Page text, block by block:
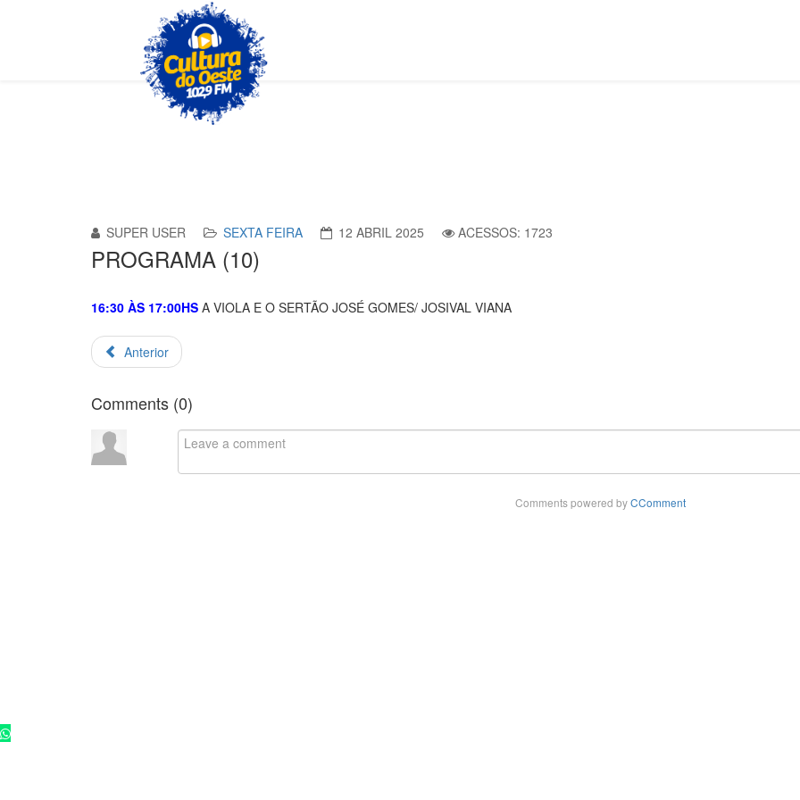
SUPER USER SEXTA FEIRA 12 ABRIL 2025 ACESSOS: 1723
PROGRAMA (10)
16:30 ÀS 17:00HS A VIOLA E O SERTÃO JOSÉ GOMES/ JOSIVAL VIANA
Anterior
Comments (0)
Comments powered byCComment